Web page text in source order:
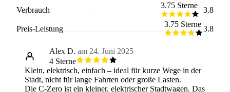
Verbrauch
3.75 Sterne
3.8
Preis-Leistung
3.75 Sterne
3.8
Alex D. am 24. Juni 2025
4 Sterne
Klein, elektrisch, einfach – ideal für kurze Wege in der
Stadt, nicht für lange Fahrten oder große Lasten.
Die C-Zero ist ein kleiner, elektrischer Stadtwagen. Das